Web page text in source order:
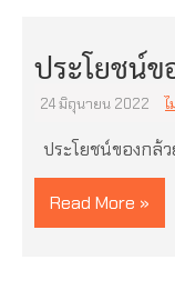
ประโยชน์ข
24 มิถุนายน 2022
ประโยชน์ขอ
Read More »